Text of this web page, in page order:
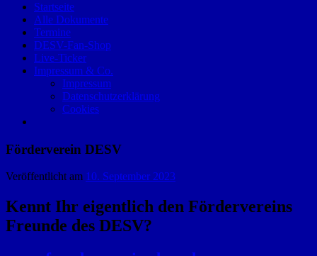
Startseite
Alle Dokumente
Termine
DESV-Fan-Shop
Live-Ticker
Impressum & Co.
Impressum
Datenschutzerklärung
Cookies
Förderverein DESV
Veröffentlicht am 10. September 2023
Kennt Ihr eigentlich den Fördervereins
Freunde des DESV?